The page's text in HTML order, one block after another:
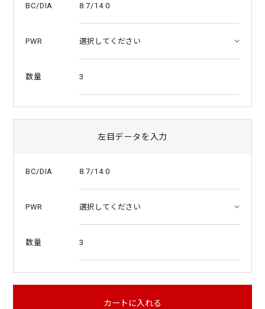
BC/DIA 8.7/14.0
PWR
数量 3
左目データを入力
BC/DIA 8.7/14.0
PWR
数量 3
カートに入れる